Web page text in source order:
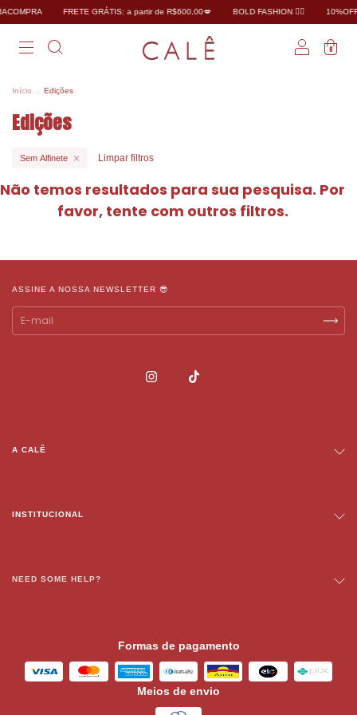
FRETE GRÁTIS: a partir de R$600,00💋 BOLD FASHION ❤️‍🔥
0
Início Edições
Edições
Sem Alfinete Limpar filtros
Não temos resultados para sua pesquisa. Por
favor, tente com outros filtros.
ASSINE A NOSSA NEWSLETTER 😎
A CALÊ
INSTITUCIONAL
NEED SOME HELP?